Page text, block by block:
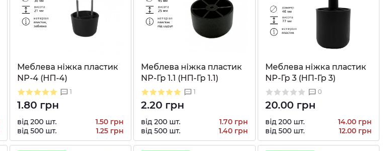
Меблева ніжка пластик
NP-4 (НП-4)
1
1.80 грн
від 200 шт.
1.50 грн
від 500 шт.
1.25 грн
Меблева ніжка пластик
NP-Гр 1.1 (НП-Гр 1.1)
1
2.20 грн
від 200 шт.
1.70 грн
від 500 шт.
1.40 грн
Меблева ніжка пластик
NP-Гр 3 (НП-Гр 3)
0
20.00 грн
від 200 шт.
14.00 грн
від 500 шт.
12.00 грн